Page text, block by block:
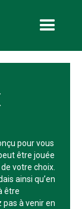
pour vous
être jouée
votre choix.
ainsi qu’en
être
à venir en